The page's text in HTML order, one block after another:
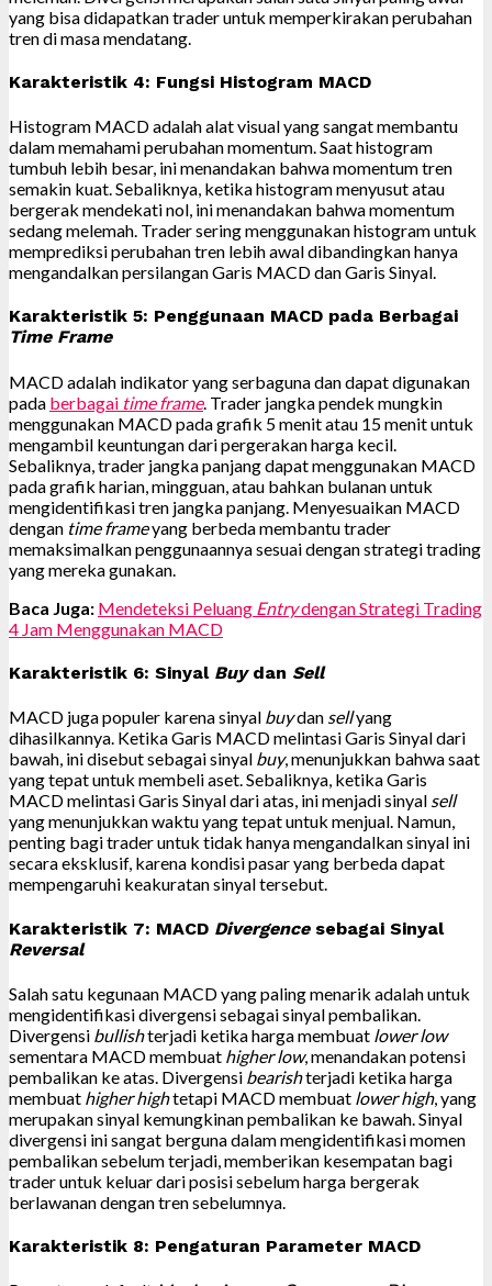
yang bisa didapatkan trader untuk memperkirakan perubahan
tren di masa mendatang.
Karakteristik 4: Fungsi Histogram MACD
Histogram MACD adalah alat visual yang sangat membantu
dalam memahami perubahan momentum. Saat histogram
tumbuh lebih besar, ini menandakan bahwa momentum tren
semakin kuat. Sebaliknya, ketika histogram menyusut atau
bergerak mendekati nol, ini menandakan bahwa momentum
sedang melemah. Trader sering menggunakan histogram untuk
memprediksi perubahan tren lebih awal dibandingkan hanya
mengandalkan persilangan Garis MACD dan Garis Sinyal.
Karakteristik 5: Penggunaan MACD pada Berbagai
Time Frame
MACD adalah indikator yang serbaguna dan dapat digunakan
pada berbagai time frame. Trader jangka pendek mungkin
menggunakan MACD pada grafik 5 menit atau 15 menit untuk
mengambil keuntungan dari pergerakan harga kecil.
Sebaliknya, trader jangka panjang dapat menggunakan MACD
pada grafik harian, mingguan, atau bahkan bulanan untuk
mengidentifikasi tren jangka panjang. Menyesuaikan MACD
dengan time frameyang berbeda membantu trader
memaksimalkan penggunaannya sesuai dengan strategi trading
yang mereka gunakan.
Baca Juga: Mendeteksi Peluang Entrydengan Strategi Trading
4 Jam Menggunakan MACD
Karakteristik 6: Sinyal Buydan Sell
MACD juga populer karena sinyal buydan sellyang
dihasilkannya. Ketika Garis MACD melintasi Garis Sinyal dari
bawah, ini disebut sebagai sinyal buy, menunjukkan bahwa saat
yang tepat untuk membeli aset. Sebaliknya, ketika Garis
MACD melintasi Garis Sinyal dari atas, ini menjadi sinyal sell
yang menunjukkan waktu yang tepat untuk menjual. Namun,
penting bagi trader untuk tidak hanya mengandalkan sinyal ini
secara eksklusif, karena kondisi pasar yang berbeda dapat
mempengaruhi keakuratan sinyal tersebut.
Karakteristik 7: MACD Divergencesebagai Sinyal
Reversal
Salah satu kegunaan MACD yang paling menarik adalah untuk
mengidentifikasi divergensi sebagai sinyal pembalikan.
Divergensi bullishterjadi ketika harga membuat lower low
sementara MACD membuat higher low, menandakan potensi
pembalikan ke atas. Divergensi bearishterjadi ketika harga
membuat higher hightetapi MACD membuat lower high, yang
merupakan sinyal kemungkinan pembalikan ke bawah. Sinyal
divergensi ini sangat berguna dalam mengidentifikasi momen
pembalikan sebelum terjadi, memberikan kesempatan bagi
trader untuk keluar dari posisi sebelum harga bergerak
berlawanan dengan tren sebelumnya.
Karakteristik 8: Pengaturan Parameter MACD